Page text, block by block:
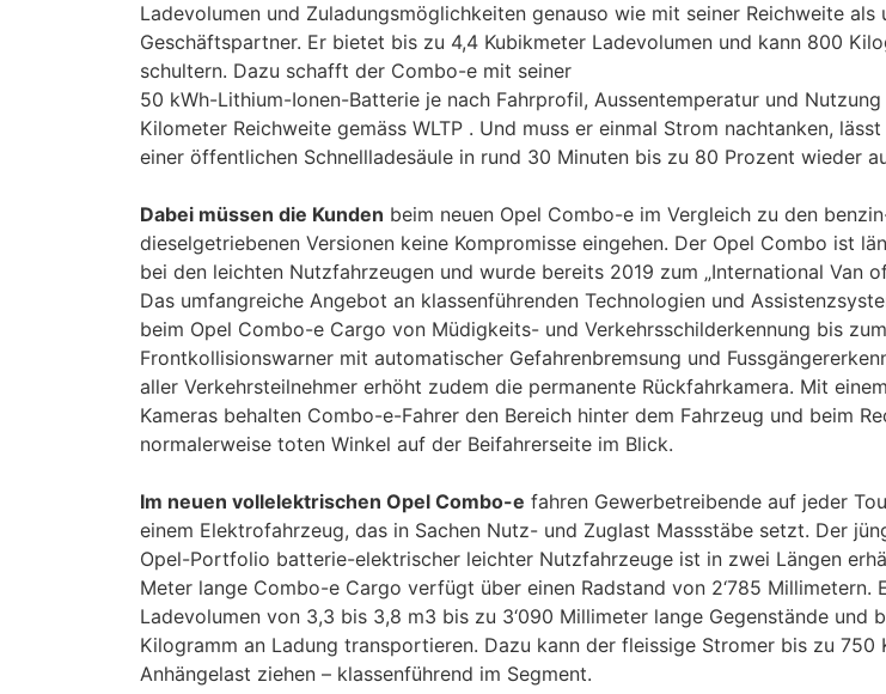
Ladevolumen und Zuladungsmöglichkeiten genauso wie mit seiner Reichweite als
Geschäftspartner. Er bietet bis zu 4,4 Kubikmeter Ladevolumen und kann 800
schultern. Dazu schafft der Combo-e mit seiner
50 kWh-Lithium-Ionen-Batterie je nach Fahrprofil, Aussentemperatur und
Kilometer Reichweite gemäss WLTP . Und muss er einmal Strom nachtanken,
einer öffentlichen Schnellladesäule in rund 30 Minuten bis zu 80 Prozent wieder
Dabei müssen die Kunden beim neuen Opel Combo-e im Vergleich zu den
dieselgetriebenen Versionen keine Kompromisse eingehen. Der Opel Combo ist
bei den leichten Nutzfahrzeugen und wurde bereits 2019 zum „International Van
Das umfangreiche Angebot an klassenführenden Technologien und
beim Opel Combo-e Cargo von Müdigkeits- und Verkehrsschilderkennung bis zum
Frontkollisionswarner mit automatischer Gefahrenbremsung und
aller Verkehrsteilnehmer erhöht zudem die permanente Rückfahrkamera. Mit
Kameras behalten Combo-e-Fahrer den Bereich hinter dem Fahrzeug und beim
normalerweise toten Winkel auf der Beifahrerseite im Blick.
Im neuen vollelektrischen Opel Combo-e fahren Gewerbetreibende auf jeder
einem Elektrofahrzeug, das in Sachen Nutz- und Zuglast Massstäbe setzt. Der
Opel-Portfolio batterie-elektrischer leichter Nutzfahrzeuge ist in zwei Längen
Meter lange Combo-e Cargo verfügt über einen Radstand von 2‘785 Millimetern.
Ladevolumen von 3,3 bis 3,8 m3 bis zu 3‘090 Millimeter lange Gegenstände und
Kilogramm an Ladung transportieren. Dazu kann der fleissige Stromer bis zu 750
Anhängelast ziehen – klassenführend im Segment.